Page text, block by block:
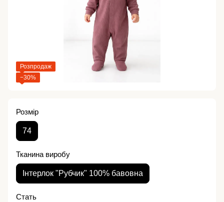
Розпродаж
−30%
Розмір
74
Тканина виробу
Інтерлок "Рубчик" 100% бавовна
Стать